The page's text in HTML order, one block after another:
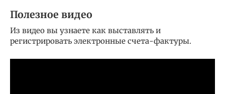
Полезное видео
Из видео вы узнаете как выставлять и
регистрировать электронные счета-фактуры.